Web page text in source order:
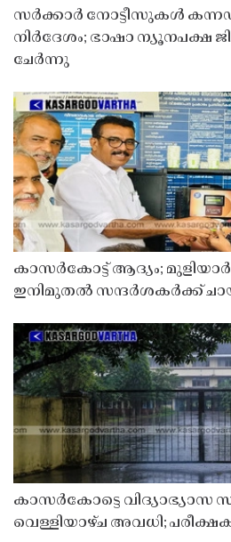
സർക്കാർ നോട്ടീസുകൾ
നിർദേശം; ഭാഷാ ന്യൂനപക്ഷ
ചേർന്നു
കാസർകോട്ട് ആദ്യം;
ഇനിമുതൽ സന്ദർശകർക്ക്
കാസർകോട്ടെ വിദ്യാഭ്യാസ
വെള്ളിയാഴ്ച അവധി;